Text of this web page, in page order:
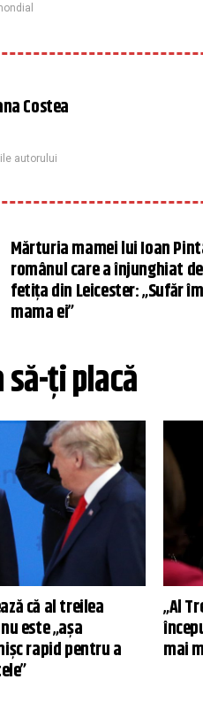
Costea
autorului
Mărturia mamei lui Ioan
românul care a înjunghiat
fetița din Leicester: „Sufăr
mama ei”
ți placă
că al treilea
este „aşa
rapid pentru a
„Al
mai